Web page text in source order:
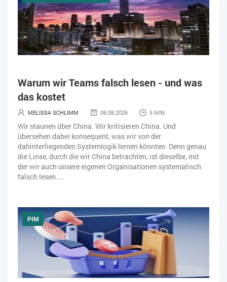
Warum wir Teams falsch lesen - und was
das kostet
MELISSA SCHLIMM 06.08.2026 5 MIN.
Wir staunen über China. Wir kritisieren China. Und
übersehen dabei konsequent, was wir von der
dahinterliegenden Systemlogik lernen könnten. Denn genau
die Linse, durch die wir China betrachten, ist dieselbe, mit
der wir auch unsere eigenen Organisationen systematisch
falsch lesen....
PIM